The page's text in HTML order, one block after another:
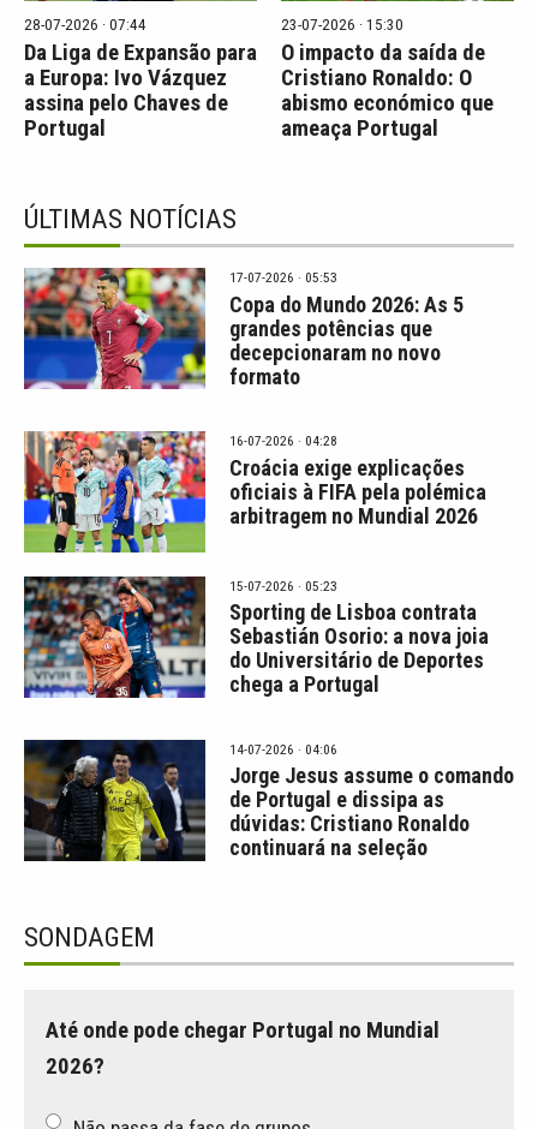
28-07-2026 · 07:44
Da Liga de Expansão para
a Europa: Ivo Vázquez
assina pelo Chaves de
Portugal
23-07-2026 · 15:30
O impacto da saída de
Cristiano Ronaldo: O
abismo económico que
ameaça Portugal
ÚLTIMAS NOTÍCIAS
17-07-2026 · 05:53
Copa do Mundo 2026: As 5
grandes potências que
decepcionaram no novo
formato
16-07-2026 · 04:28
Croácia exige explicações
oficiais à FIFA pela polémica
arbitragem no Mundial 2026
15-07-2026 · 05:23
Sporting de Lisboa contrata
Sebastián Osorio: a nova joia
do Universitário de Deportes
chega a Portugal
14-07-2026 · 04:06
Jorge Jesus assume o comando
de Portugal e dissipa as
dúvidas: Cristiano Ronaldo
continuará na seleção
SONDAGEM
Até onde pode chegar Portugal no Mundial
2026?